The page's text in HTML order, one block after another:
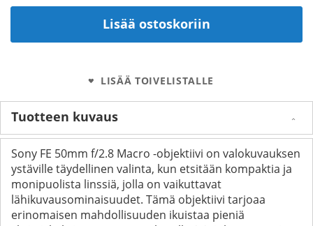
Lisää ostoskoriin
LISÄÄ TOIVELISTALLE
Tuotteen kuvaus
Sony FE 50mm f/2.8 Macro -objektiivi on valokuvauksen
ystäville täydellinen valinta, kun etsitään kompaktia ja
monipuolista linssiä, jolla on vaikuttavat
lähikuvausominaisuudet. Tämä objektiivi tarjoaa
erinomaisen mahdollisuuden ikuistaa pieniä